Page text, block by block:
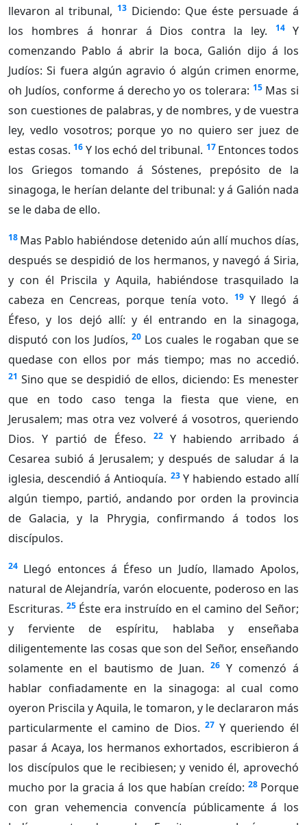
llevaron al tribunal, 13 Diciendo: Que éste persuade á
los hombres á honrar á Dios contra la ley.
14
Y
comenzando Pablo á abrir la boca, Galión dijo á los
Judíos: Si fuera algún agravio ó algún crimen enorme,
oh Judíos, conforme á derecho yo os tolerara: 15 Mas si
son cuestiones de palabras, y de nombres, y de vuestra
ley, vedlo vosotros; porque yo no quiero ser juez de
estas cosas. 16 Y los echó del tribunal. 17 Entonces todos
los Griegos tomando á Sóstenes, prepósito de la
sinagoga, le herían delante del tribunal: y á Galión nada
se le daba de ello.
18 Mas Pablo habiéndose detenido aún allí muchos días,
después se despidió de los hermanos, y navegó á Siria,
y con él Priscila y Aquila, habiéndose trasquilado la
cabeza en Cencreas, porque tenía voto. 19 Y llegó á
Éfeso, y los dejó allí: y él entrando en la sinagoga,
disputó con los Judíos, 20 Los cuales le rogaban que se
quedase con ellos por más tiempo; mas no accedió.
21 Sino que se despidió de ellos, diciendo: Es menester
que en todo caso tenga la fiesta que viene, en
Jerusalem; mas otra vez volveré á vosotros, queriendo
Dios. Y partió de Éfeso.
22 Y habiendo arribado á
Cesarea subió á Jerusalem; y después de saludar á la
iglesia, descendió á Antioquía. 23 Y habiendo estado allí
algún tiempo, partió, andando por orden la provincia
de Galacia, y la Phrygia, confirmando á todos los
discípulos.
24 Llegó entonces á Éfeso un Judío, llamado Apolos,
natural de Alejandría, varón elocuente, poderoso en las
Escrituras. 25 Éste era instruído en el camino del Señor;
y ferviente de espíritu, hablaba y enseñaba
diligentemente las cosas que son del Señor, enseñando
solamente en el bautismo de Juan.
26 Y comenzó á
hablar confiadamente en la sinagoga: al cual como
oyeron Priscila y Aquila, le tomaron, y le declararon más
particularmente el camino de Dios. 27 Y queriendo él
pasar á Acaya, los hermanos exhortados, escribieron á
los discípulos que le recibiesen; y venido él, aprovechó
mucho por la gracia á los que habían creído: 28 Porque
con gran vehemencia convencía públicamente á los